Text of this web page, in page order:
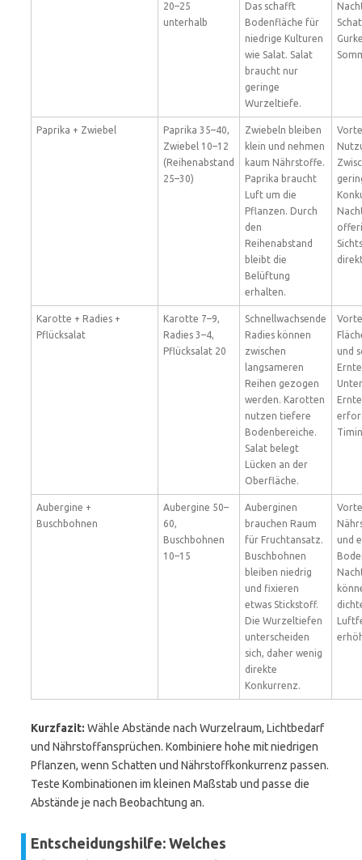
20–25
unterhalb
Das schafft
Bodenfläche für
niedrige Kulturen
wie Salat. Salat
braucht nur
geringe
Wurzeltiefe.
Paprika + Zwiebel
Paprika 35–40,
Zwiebel 10–12
(Reihenabstand
25–30)
Zwiebeln bleiben
klein und nehmen
kaum Nährstoffe.
Paprika braucht
Luft um die
Pflanzen. Durch
den
Reihenabstand
bleibt die
Belüftung
erhalten.
Karotte + Radies +
Pflücksalat
Karotte 7–9,
Radies 3–4,
Pflücksalat 20
Schnellwachsende
Radies können
zwischen
langsameren
Reihen gezogen
werden. Karotten
nutzen tiefere
Bodenbereiche.
Salat belegt
Lücken an der
Oberfläche.
und
Aubergine +
Buschbohnen
Aubergine 50–
60,
Buschbohnen
10–15
Auberginen
brauchen Raum
für Fruchtansatz.
Buschbohnen
bleiben niedrig
und fixieren
etwas Stickstoff.
Die Wurzeltiefen
unterscheiden
sich, daher wenig
direkte
Konkurrenz.
und
Kurzfazit: Wähle Abstände nach Wurzelraum, Lichtbedarf
und Nährstoffansprüchen. Kombiniere hohe mit niedrigen
Pflanzen, wenn Schatten und Nährstoffkonkurrenz passen.
Teste Kombinationen im kleinen Maßstab und passe die
Abstände je nach Beobachtung an.
Entscheidungshilfe: Welches